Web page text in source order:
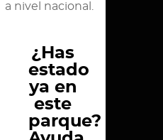
a nivel nacional.
¿Has
estado
ya en
este
parque?